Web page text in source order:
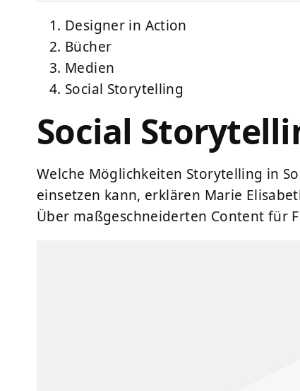
Designer in Action
Bücher
Medien
Social Storytelling
Social
Welche Möglichkeiten Storytelling in
einsetzen kann, erklären Marie
Über maßgeschneiderten Content für